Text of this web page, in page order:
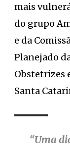
mais
do grupo
e da
Planejado
Obstetrizes
Santa
“Uma